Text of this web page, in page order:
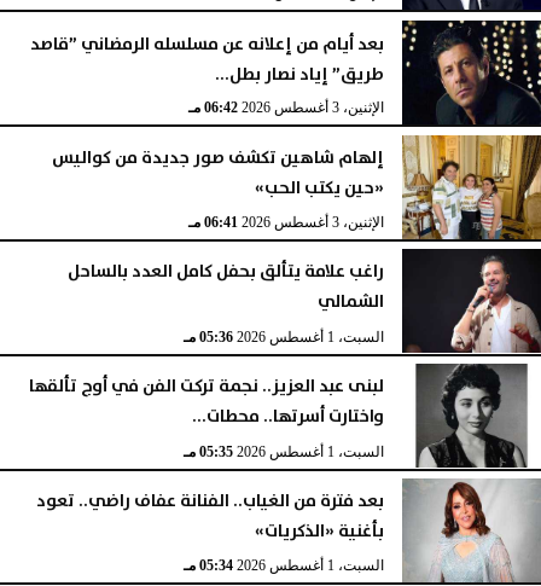
بعد أيام من إعلانه عن مسلسله الرمضاني ”قاصد
طريق” إياد نصار بطل...
الإثنين، 3 أغسطس 2026 06:42 مـ
إلهام شاهين تكشف صور جديدة من كواليس
«حين يكتب الحب»
الإثنين، 3 أغسطس 2026 06:41 مـ
راغب علامة يتألق بحفل كامل العدد بالساحل
الشمالي
السبت، 1 أغسطس 2026 05:36 مـ
لبنى عبد العزيز.. نجمة تركت الفن في أوج تألقها
واختارت أسرتها.. محطات...
السبت، 1 أغسطس 2026 05:35 مـ
بعد فترة من الغياب.. الفنانة عفاف راضي.. تعود
بأغنية «الذكريات»
السبت، 1 أغسطس 2026 05:34 مـ